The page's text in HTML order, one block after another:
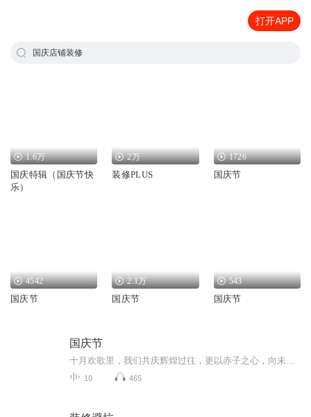
打开APP
国庆店铺装修
1.6万
国庆特辑（国庆节快
乐）
2万
装修PLUS
1726
国庆节
4542
国庆节
2.1万
国庆节
543
国庆节
国庆节
10 465